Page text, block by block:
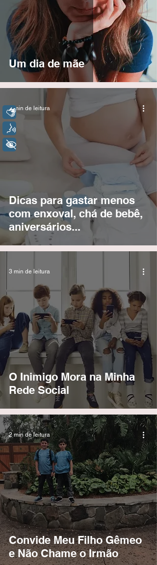
Um dia de mãe
Dicas para gastar menos
com enxoval, chá de bebê,
aniversários...
3 min de leitura
O Inimigo Mora na Minha
Rede Social
3 min de leitura
Convide Meu Filho Gêmeo
e Não Chame o Irmão
2 min de leitura
Libras
+ Acessibilidade